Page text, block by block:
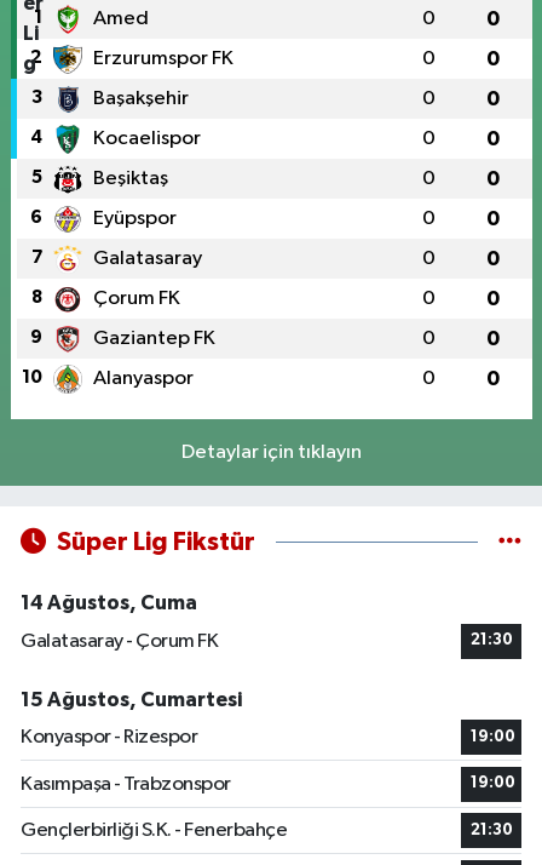
1 Amed 0 0
2 Erzurumspor FK 0 0
3 Başakşehir 0 0
4 Kocaelispor 0 0
5 Beşiktaş 0 0
6 Eyüpspor 0 0
7 Galatasaray 0 0
8 Çorum FK 0 0
9 Gaziantep FK 0 0
10 Alanyaspor 0 0
Detaylar için tıklayın
Süper Lig Fikstür
14 Ağustos, Cuma
Galatasaray - Çorum FK
21:30
15 Ağustos, Cumartesi
Konyaspor - Rizespor
19:00
Kasımpaşa - Trabzonspor 19:00
Gençlerbirliği S.K. - Fenerbahçe 21:30